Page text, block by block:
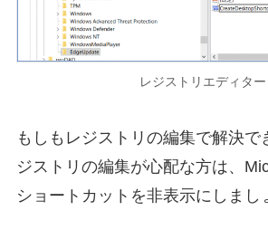
レジストリエディター
もしもレジストリの編集で解決で
ジストリの編集が心配な方は、
ショートカットを非表示にしまし